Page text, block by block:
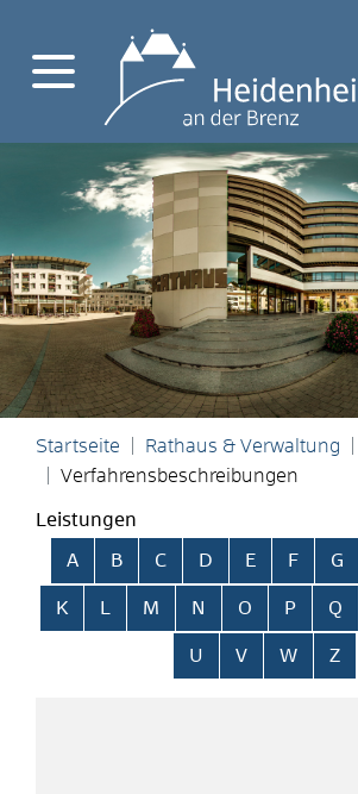
Startseite Rathaus & Verwaltung
Verfahrensbeschreibungen
Leistungen
Alphabetisches Register überspringen
A B C D E F G
K L M N O P Q
U V W Z